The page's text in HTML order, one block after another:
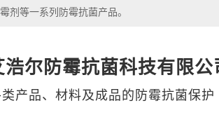
剂等一系列防霉抗菌产品。
浩尔防霉抗菌科技有限公
产品、材料及成品的防霉抗菌保护